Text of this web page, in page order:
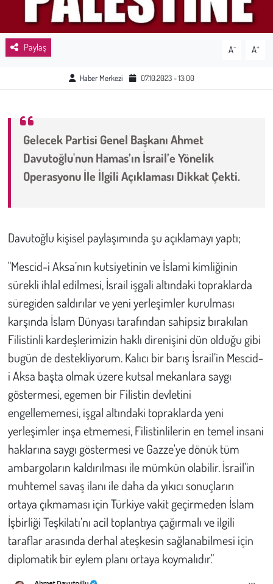
Paylaş A- A+
Haber Merkezi 07.10.2023 - 13:00
Gelecek Partisi Genel Başkanı Ahmet
Davutoğlu'nun Hamas’ın İsrail’e Yönelik
Operasyonu İle İlgili Açıklaması Dikkat Çekti.
Davutoğlu kişisel paylaşımında şu açıklamayı yaptı;
"Mescid-i Aksa’nın kutsiyetinin ve İslami kimliğinin
sürekli ihlal edilmesi, İsrail işgali altındaki topraklarda
süregiden saldırılar ve yeni yerleşimler kurulması
karşında İslam Dünyası tarafından sahipsiz bırakılan
Filistinli kardeşlerimizin haklı direnişini dün olduğu gibi
bugün de destekliyorum. Kalıcı bir barış İsrail’in Mescid-
i Aksa başta olmak üzere kutsal mekanlara saygı
göstermesi, egemen bir Filistin devletini
engellememesi, işgal altındaki topraklarda yeni
yerleşimler inşa etmemesi, Filistinlilerin en temel insani
haklarına saygı göstermesi ve Gazze'ye dönük tüm
ambargoların kaldırılması ile mümkün olabilir. İsrail'in
muhtemel savaş ilanı ile daha da yıkıcı sonuçların
ortaya çıkmaması için Türkiye vakit geçirmeden İslam
İşbirliği Teşkilatı’nı acil toplantıya çağırmalı ve ilgili
taraflar arasında derhal ateşkesin sağlanabilmesi için
diplomatik bir eylem planı ortaya koymalıdır."
Kültür Sanat
Bilim - Teknoloji
İnsan Hakları
Hayvan Hakları
Çevre
Galeri
Vefat İlanları
Tarih
Hukuk
Tarım
Son Dakika
Kent
Eğlence